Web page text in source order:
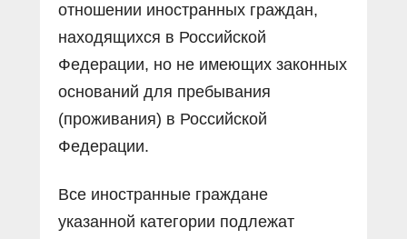
отношении иностранных граждан,
находящихся в Российской
Федерации, но не имеющих законных
оснований для пребывания
(проживания) в Российской
Федерации.
Все иностранные граждане
указанной категории подлежат